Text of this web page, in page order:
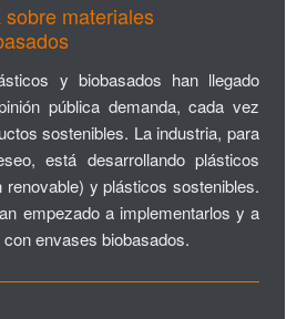
materiales
y biobasados han llegado
pública demanda, cada vez
sostenibles. La industria, para
está desarrollando plásticos
renovable) y plásticos sostenibles.
empezado a implementarlos y a
envases biobasados.